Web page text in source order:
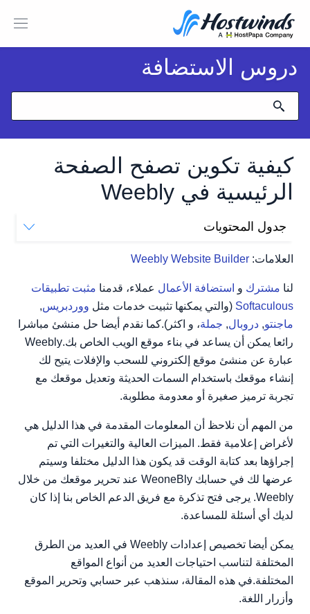
دروس الاستضافة
كيفية تكوين تصفح الصفحة
الرئيسية في Weebly
العلامات: Weebly Website Builder
جدول المحتويات
لنا مشترك و استضافة الأعمال عملاء، قدمنا مثبت تطبيقات
Softaculous (والتي يمكنها تثبيت خدمات مثل ووردبريس,
ماجنتو, دروبال, جملة، و اكثر).كما نقدم أيضا حل منشئ مباشرا
رائعا يمكن أن يساعد في بناء موقع الويب الخاص بك.Weebly
عبارة عن منشئ موقع إلكتروني للسحب والإفلات يتيح لك
إنشاء موقعك باستخدام السمات الحديثة وتعديل موقعك مع
تجربة ترميز صغيرة أو معدومة مطلوبة.
من المهم أن نلاحظ أن المعلومات المقدمة في هذا الدليل هي
لأغراض إعلامية فقط. الميزات العالية والتغيرات التي تم
إجراؤها بعد كتابة الوقت قد يكون هذا الدليل مختلفا وسيتم
عرضها لك في حسابك WeoneBly عند تحرير موقعك من خلال
Weebly. يرجى فتح تذكرة مع فريق الدعم الخاص بنا إذا كان
لديك أي أسئلة للمساعدة.
يمكن أيضا تخصيص إعدادات Weebly في العديد من الطرق
المختلفة لتناسب احتياجات العديد من أنواع المواقع
المختلفة.في هذه المقالة، سنذهب عبر حسابي وتحرير الموقع
وأزرار اللغة.